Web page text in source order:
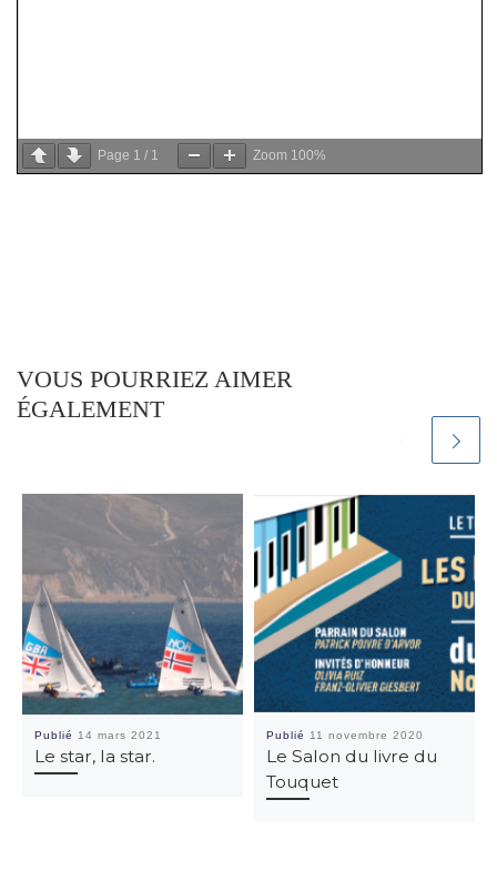
Page 1 / 1 Zoom 100%
VOUS POURRIEZ AIMER
ÉGALEMENT
Publié 14 mars 2021
Le star, la star.
Publié 11 novembre 2020
Le Salon du livre du
Touquet